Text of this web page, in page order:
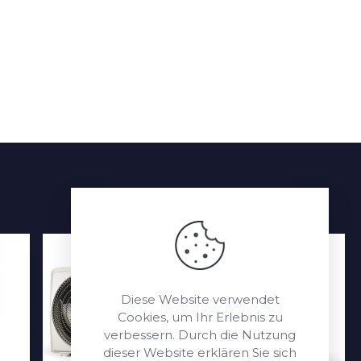
Diese Website verwendet
Cookies, um Ihr Erlebnis zu
verbessern. Durch die Nutzung
dieser Website erklären Sie sich